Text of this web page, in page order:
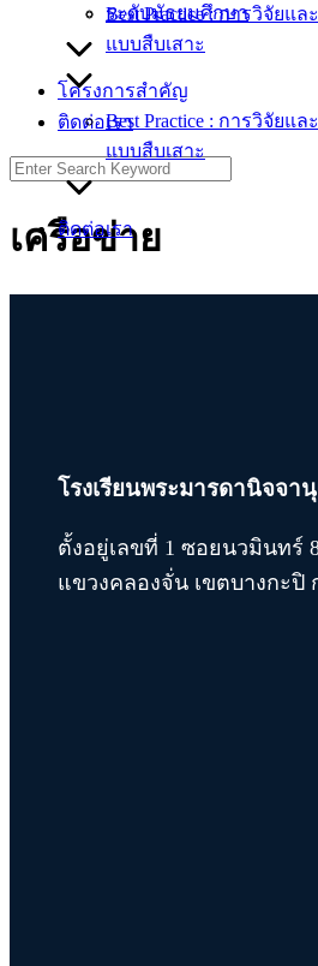
ระดับมัธยมศึกษา
โครงการสำคัญ
Best Practice : การวิจัย
แบบสืบเสาะ
ติดต่อเรา
Best Practice : การวิจัย
แบบสืบเสาะ
ติดต่อเรา
Search
for:
เครือข่าย
โรงเรียนพระมารดานิจจา
ตั้งอยู่เลขที่ 1 ซอยนวมินทร์
แขวงคลองจั่น เขตบางกะปิ